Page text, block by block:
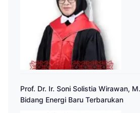
Prof. Dr. Ir. Soni Solistia Wirawan,
Bidang Energi Baru Terbarukan